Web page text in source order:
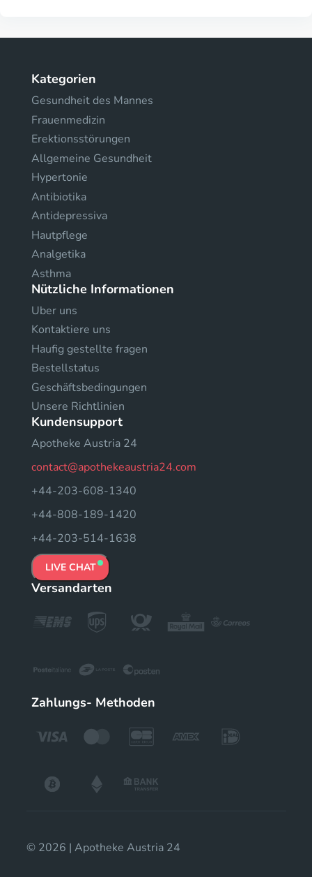
Kategorien
Gesundheit des Mannes
Frauenmedizin
Erektionsstörungen
Allgemeine Gesundheit
Hypertonie
Antibiotika
Antidepressiva
Hautpflege
Analgetika
Asthma
Nützliche Informationen
Uber uns
Kontaktiere uns
Haufig gestellte fragen
Bestellstatus
Geschäftsbedingungen
Unsere Richtlinien
Kundensupport
Apotheke Austria 24
contact@apothekeaustria24.com
+44-203-608-1340
+44-808-189-1420
+44-203-514-1638
LIVE CHAT
Versandarten
Zahlungs- Methoden
© 2026 | Apotheke Austria 24